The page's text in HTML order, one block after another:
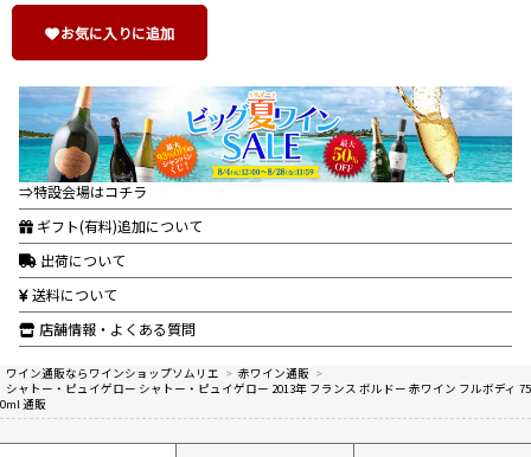
お気に入りに追加
⇒特設会場はコチラ
ギフト(有料)追加について
出荷について
送料について
店舗情報・よくある質問
ワイン通販ならワインショップソムリエ > 赤ワイン通販 >
シャトー・ピュイゲロー シャトー・ピュイゲロー 2013年 フランス ボルドー 赤ワイン フルボディ 75
0ml 通販